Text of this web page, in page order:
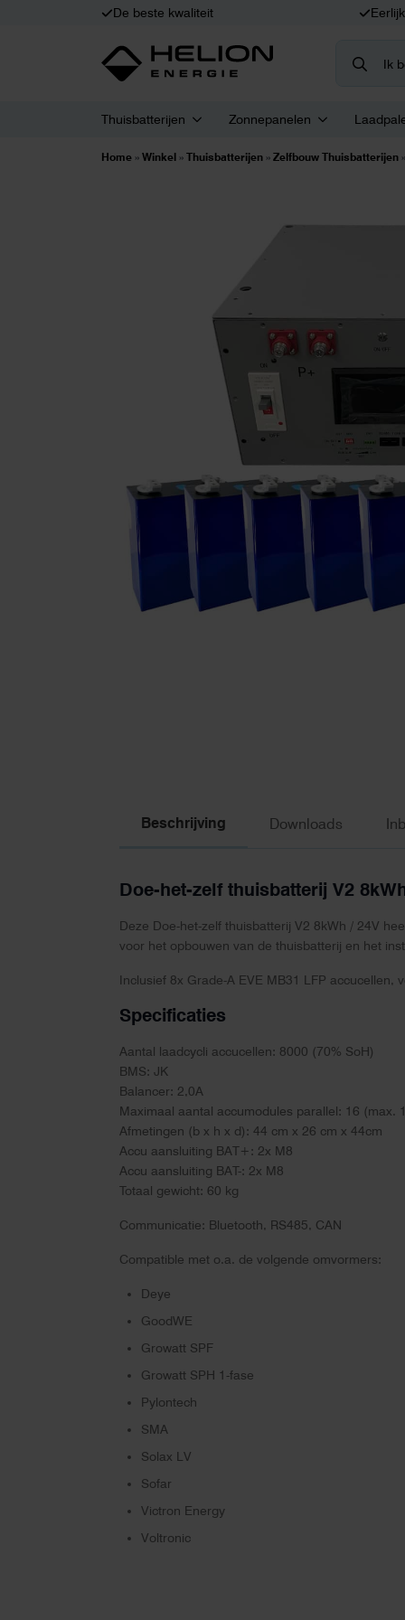
De beste kwaliteit
for:
Thuisbatterijen Zonnepanelen
Home » Winkel » Thuisbatterijen » Zelfbouw Thuisbatterijen »
Beschrijving Downloads
Doe-het-zelf thuisbatterij V2
Deze Doe-het-zelf thuisbatterij V2 8kWh / 24V
voor het opbouwen van de thuisbatterij en het
Inclusief 8x Grade-A EVE MB31 LFP accucellen,
Specificaties
Aantal laadcycli accucellen: 8000 (70% SoH)
BMS: JK
Balancer: 2,0A
Maximaal aantal accumodules parallel: 16 (max.
Afmetingen (b x h x d): 44 cm x 26 cm x 44cm
Accu aansluiting BAT+: 2x M8
Accu aansluiting BAT-: 2x M8
Totaal gewicht: 60 kg
Communicatie: Bluetooth, RS485, CAN
Compatible met o.a. de volgende omvormers:
Deye
GoodWE
Growatt SPF
Growatt SPH 1-fase
Pylontech
SMA
Solax LV
Sofar
Victron Energy
Voltronic